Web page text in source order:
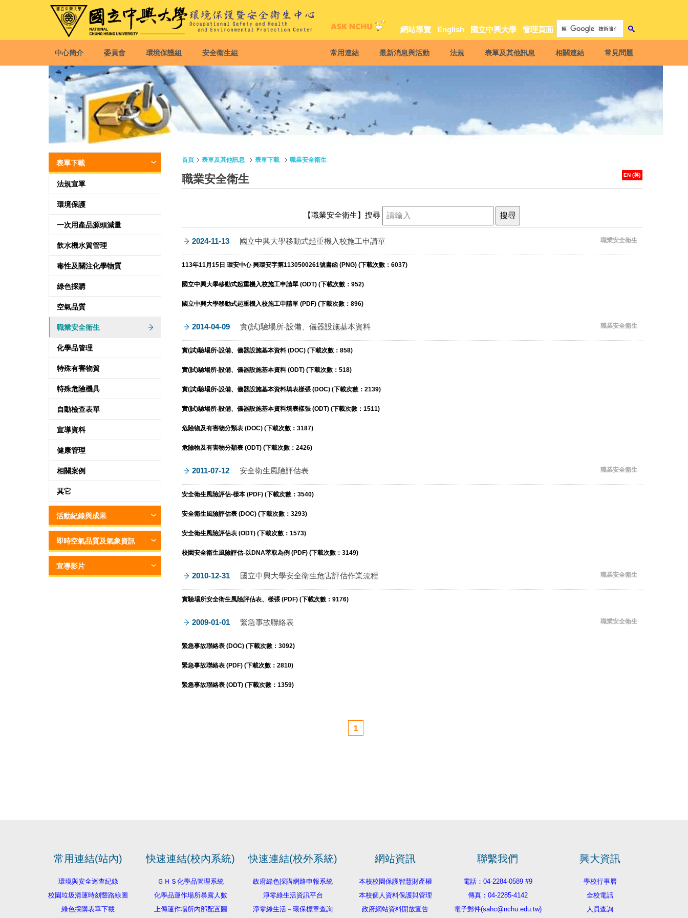
網站導覽 English 國立中興大學 管理頁面
中心簡介 委員會 環境保護組 安全衛生組 常用連結 最新消息與活動 法規 表單及其他訊息 相關連結 常見問題
表單下載
法規宣單
環境保護
一次用產品源頭減量
飲水機水質管理
毒性及關注化學物質
綠色採購
空氣品質
職業安全衛生
化學品管理
特殊有害物質
特殊危險機具
自動檢查表單
宣導資料
健康管理
相關案例
其它
活動紀錄與成果
即時空氣品質及氣象資訊
宣導影片
首頁 表單及其他訊息 表單下載 職業安全衛生
EN (英)
職業安全衛生
【職業安全衛生】 搜尋
2024-11-13 國立中興大學移動式起重機入校施工申請單 職業安全衛生
113年11月15日 環安中心 興環安字第1130500261號書函 (PNG) (下載次數：6037)
國立中興大學移動式起重機入校施工申請單 (ODT) (下載次數：952)
國立中興大學移動式起重機入校施工申請單 (PDF) (下載次數：896)
2014-04-09 實(試)驗場所-設備、儀器設施基本資料 職業安全衛生
實(試)驗場所-設備、儀器設施基本資料 (DOC) (下載次數：858)
實(試)驗場所-設備、儀器設施基本資料 (ODT) (下載次數：518)
實(試)驗場所-設備、儀器設施基本資料填表樣張 (DOC) (下載次數：2139)
實(試)驗場所-設備、儀器設施基本資料填表樣張 (ODT) (下載次數：1511)
危險物及有害物分類表 (DOC) (下載次數：3187)
危險物及有害物分類表 (ODT) (下載次數：2426)
2011-07-12 安全衛生風險評估表 職業安全衛生
安全衛生風險評估-樣本 (PDF) (下載次數：3540)
安全衛生風險評估表 (DOC) (下載次數：3293)
安全衛生風險評估表 (ODT) (下載次數：1573)
校園安全衛生風險評估-以DNA萃取為例 (PDF) (下載次數：3149)
2010-12-31 國立中興大學安全衛生危害評估作業流程 職業安全衛生
實驗場所安全衛生風險評估表、樣張 (PDF) (下載次數：9176)
2009-01-01 緊急事故聯絡表 職業安全衛生
緊急事故聯絡表 (DOC) (下載次數：3092)
緊急事故聯絡表 (PDF) (下載次數：2810)
緊急事故聯絡表 (ODT) (下載次數：1359)
1
常用連結(站內)
環境與安全巡查紀錄
校園垃圾清運時刻暨路線圖
綠色採購表單下載
快速連結(校內系統)
ＧＨＳ化學品管理系統
化學品運作場所暴露人數
上傳運作場所內部配置圖
快速連結(校外系統)
政府綠色採購網路申報系統
淨零綠生活資訊平台
淨零綠生活－環保標章查詢
網站資訊
本校校園保護智慧財產權
本校個人資料保護與管理
政府網站資料開放宣告
聯繫我們
電話：04-2284-0589 #9
傳真：04-2285-4142
電子郵件(sahc@nchu.edu.tw)
興大資訊
學校行事曆
全校電話
人員查詢